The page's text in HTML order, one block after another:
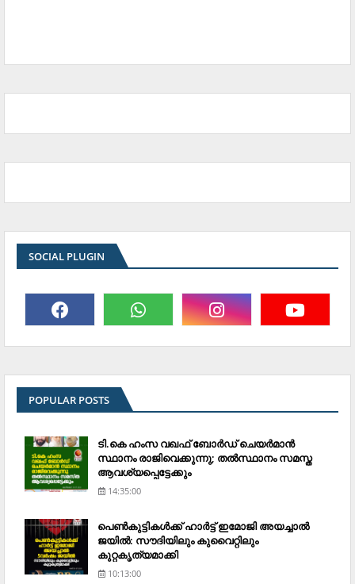
SOCIAL PLUGIN
POPULAR POSTS
ടി.കെ ഹംസ വഖഫ് ബോര്‍ഡ് ചെയര്‍മാന്‍
സ്ഥാനം രാജിവെക്കുന്നു; തല്‍സ്ഥാനം സമസ്ത
ആവശ്യപ്പെട്ടേക്കും
14:35:00
പെണ്‍കുട്ടികള്‍ക്ക് ഹാര്‍ട്ട് ഇമോജി അയച്ചാല്‍
ജയില്‍: സൗദിയിലും കുവൈറ്റിലും
കുറ്റകൃത്യമാക്കി
10:13:00